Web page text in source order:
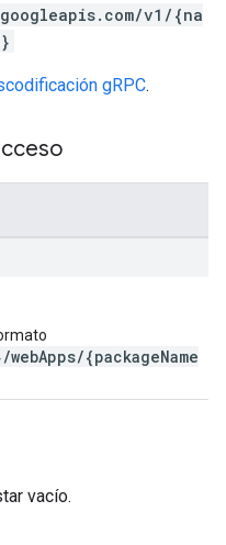
v1/{na
gRPC.
{packageName
vacío.